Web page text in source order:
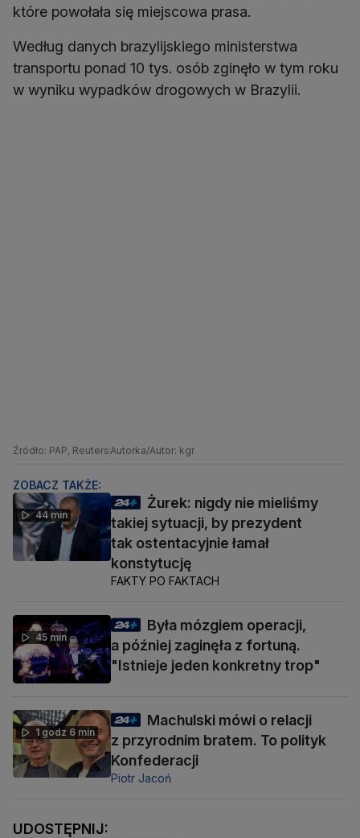
które powołała się miejscowa prasa.
Według danych brazylijskiego ministerstwa
transportu ponad 10 tys. osób zginęło w tym roku
w wyniku wypadków drogowych w Brazylii.
Źródło: PAP, ReutersAutorka/Autor: kgr
ZOBACZ TAKŻE:
44 min
Żurek: nigdy nie mieliśmy
takiej sytuacji, by prezydent
tak ostentacyjnie łamał
konstytucję
FAKTY PO FAKTACH
45 min
Była mózgiem operacji,
a później zaginęła z fortuną.
"Istnieje jeden konkretny trop"
1 godz 6 min
Machulski mówi o relacji
z przyrodnim bratem. To polityk
Konfederacji
Piotr Jacoń
UDOSTĘPNIJ: